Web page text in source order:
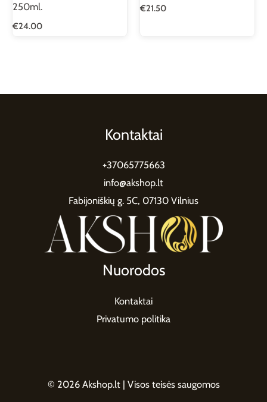
250ml.
€24.00
€21.50
Kontaktai
+37065775663
info@akshop.lt
Fabijoniškių g. 5C, 07130 Vilnius
Nuorodos
Kontaktai
Privatumo politika
© 2026 Akshop.lt | Visos teisės saugomos